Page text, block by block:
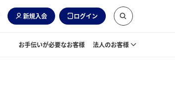
新規入会 ログイン
お手伝いが必要なお客様 法人のお客様